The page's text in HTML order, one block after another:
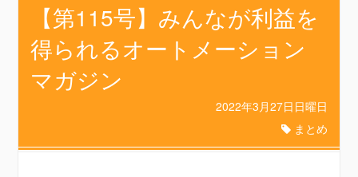
【第115号】みんなが利益を
得られるオートメーション
マガジン
2022年3月27日日曜日
まとめ